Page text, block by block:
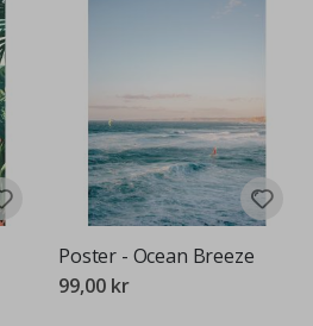
Poster - Ocean Breeze
99,00 kr